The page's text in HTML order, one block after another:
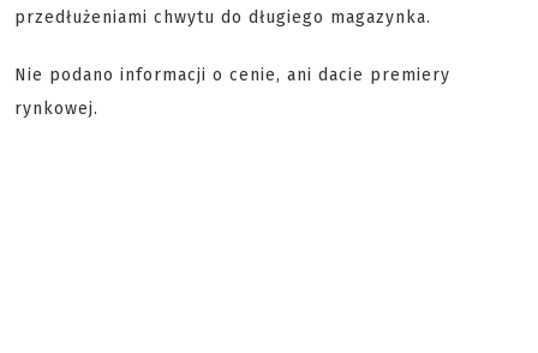
przedłużeniami chwytu do długiego magazynka.
Nie podano informacji o cenie, ani dacie premiery
rynkowej.